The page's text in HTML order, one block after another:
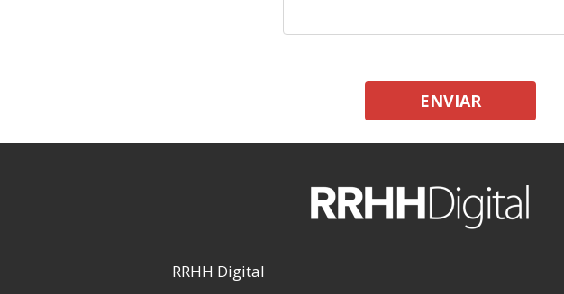
ENVIAR
RRHH Digital